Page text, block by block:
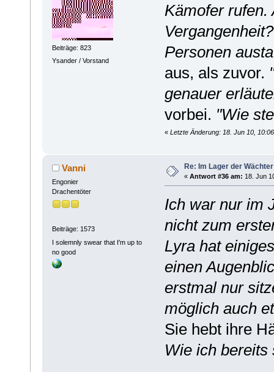
Beiträge: 823
Ysander / Vorstand
Kämofer rufen.
Personen
aus, als zuvor.
genauer
vorbei. "Wie
« Letzte Änderung: 18. Jun 10,
Vanni
Engonier
Drachentöter
Beiträge: 1573
I solemnly swear that I'm up to
no good
Re: Im Lager der
« Antwort #36 am: 18. Jun
Ich war nur im
nicht zum
Lyra hat
einen
erstmal nur
möglich auch
Sie hebt ihre
Wie ich bereits